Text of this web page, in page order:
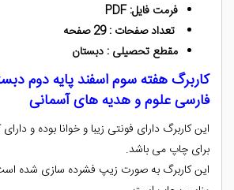
فرمت فایل: PDF
تعداد صفحات : 29 صفحه
مقطع تحصیلی : دبستان
کاربرگ هفته سوم اسفند پایه دوم
فارسی علوم و هدیه های آسمانی
این کاربرگ دارای فونتی زیبا و خوانا بوده و
برای چاپ می باشد.